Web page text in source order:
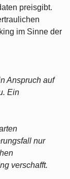
preisgibt.
im Sinne der
Anspruch auf
Ein
nur
verschafft.